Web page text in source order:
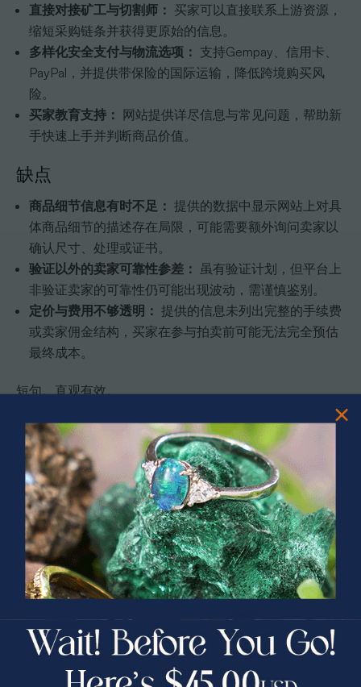
直接对接矿工与切割师： 买家可以直接联系上游资源，
缩短采购链条并获得更原始的信息。
多样化安全支付与物流选项： 支持Gempay、信用卡、
PayPal，并提供带保险的国际运输，降低跨境购买风
险。
买家教育支持： 网站提供详尽信息与常见问题，帮助新
手快速上手并判断商品价值。
缺点
商品细节信息有时不足： 提供的数据中显示网站上对具
体商品细节的描述存在局限，可能需要额外询问卖家以
确认尺寸、处理或证书。
验证以外的卖家可靠性参差： 虽有验证计划，但平台上
非验证卖家的可靠性仍可能出现波动，需谨慎鉴别。
定价与费用不够透明： 提供的信息未列出完整的手续费
或卖家佣金结构，买家在参与拍卖前可能无法完全预估
最终成本。
短句。直观有效。
适合谁
该平台最适合收藏家、珠宝设计师、投资者与热衷于原矿
采购的爱好者，尤其是那些愿意为稀有欧泊出价、并重视
真实性与直接供应链关系的用户。如果你需要与矿工或切
割师建立长期合作，欧泊拍卖提供了可操作的渠道。
独特价值主张
欧泊拍卖的独到之处在于把拍卖机制与独立真伪审计结
造风险。它不是单纯的商城，而是一个兼顾发现、验证与
交易的专业生态。
PRIZES OF UNSPEAKABLE VALUE!
SPIN TO WIN
$75.00 CASH
25% Off
30% Off
40% Off